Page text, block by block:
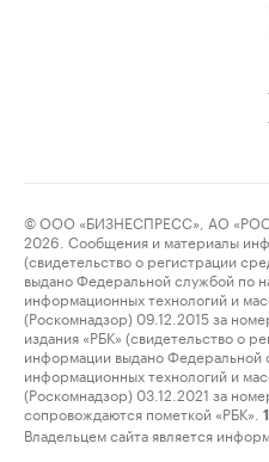
© ООО «БИЗНЕСПРЕСС», АО
2026. Сообщения и материалы
(свидетельство о регистрации
выдано Федеральной службой по
информационных технологий и
(Роскомнадзор) 09.12.2015 за
издания «РБК» (свидетельство о
информации выдано Федеральной
информационных технологий и
(Роскомнадзор) 03.12.2021 за
сопровождаются пометкой «РБК».
Владельцем сайта является